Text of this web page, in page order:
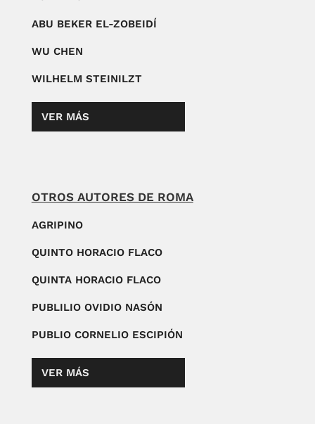
ABU BEKER EL-ZOBEIDÍ
WU CHEN
WILHELM STEINILZT
VER MÁS
OTROS AUTORES DE ROMA
AGRIPINO
QUINTO HORACIO FLACO
QUINTA HORACIO FLACO
PUBLILIO OVIDIO NASÓN
PUBLIO CORNELIO ESCIPIÓN
VER MÁS